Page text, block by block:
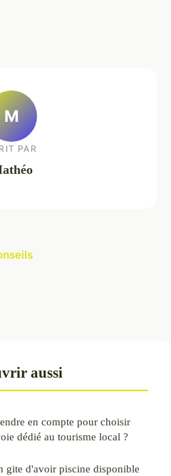
M
PAR
aussi
en compte pour choisir
dédié au tourisme local ?
gite d'avoir piscine disponible